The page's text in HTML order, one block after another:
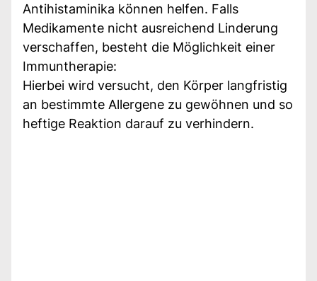
Antihistaminika können helfen. Falls
Medikamente nicht ausreichend Linderung
verschaffen, besteht die Möglichkeit einer
Immuntherapie:
Hierbei wird versucht, den Körper langfristig
an bestimmte Allergene zu gewöhnen und so
heftige Reaktion darauf zu verhindern.